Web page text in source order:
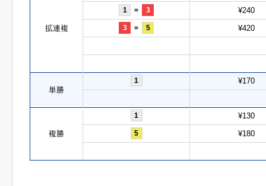
拡連複
1 = 3 ¥240
3 = 5 ¥420
単勝
1 ¥170
複勝
1 ¥130
5 ¥180